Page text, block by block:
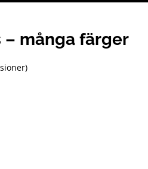
– många färger